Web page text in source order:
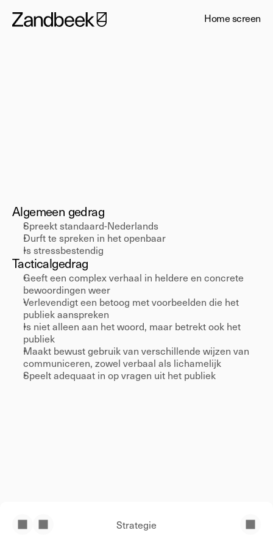
Home screen
Strategie
Algemeen gedrag
Spreekt standaard-Nederlands
Durft te spreken in het openbaar
Is stressbestendig
Tacticalgedrag
Geeft een complex verhaal in heldere en concrete
bewoordingen weer
Verlevendigt een betoog met voorbeelden die het
publiek aanspreken
Is niet alleen aan het woord, maar betrekt ook het
publiek
Maakt bewust gebruik van verschillende wijzen van
communiceren, zowel verbaal als lichamelijk
Speelt adequaat in op vragen uit het publiek